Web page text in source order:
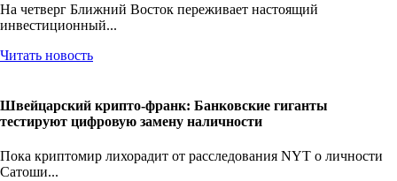
На четверг Ближний Восток переживает настоящий
инвестиционный...
Читать новость
Швейцарский крипто-франк: Банковские гиганты
тестируют цифровую замену наличности
Пока криптомир лихорадит от расследования NYT о личности
Сатоши...